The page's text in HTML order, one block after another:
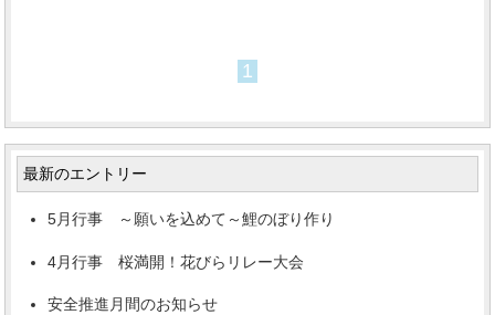
1
最新のエントリー
5月行事 ～願いを込めて～鯉のぼり作り
4月行事 桜満開！花びらリレー大会
安全推進月間のお知らせ